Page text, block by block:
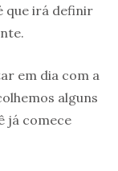
que irá definir
em dia com a
alguns
já comece